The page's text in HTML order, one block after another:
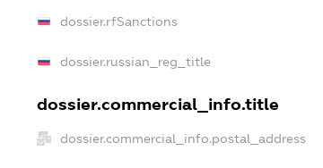
dossier.rfSanctions
dossier.russian_reg_title
dossier.commercial_info.title
dossier.commercial_info.postal_address